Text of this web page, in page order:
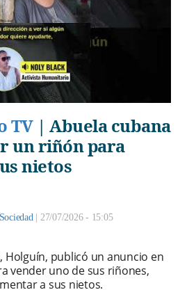
TV| Abuela cubana
un riñón para
nietos
Sociedad | 27/07/2026 - 15:05
Holguín, publicó un anuncio en
vender uno de sus riñones,
a sus nietos.